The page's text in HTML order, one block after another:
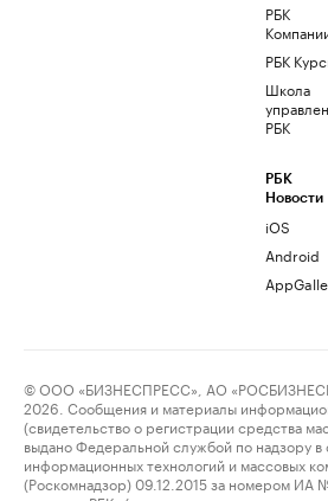
РБК
РБК
Школа
РБК
РБК
Новости
iOS
Android
© ООО «БИЗНЕСПРЕСС», АО
2026. Сообщения и материалы
(свидетельство о регистрации средства
выдано Федеральной службой по надзору в
информационных технологий и массовых
(Роскомнадзор) 09.12.2015 за номером ИА